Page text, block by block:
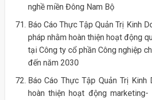
nghề miền Đông Nam Bộ
Báo Cáo Thực Tập Quản Trị Kinh
pháp nhằm hoàn thiện hoạt động
tại Công ty cổ phần Công nghiệp
đến năm 2030
Báo Cáo Thực Tập Quản Trị Kinh
hoàn thiện hoạt động